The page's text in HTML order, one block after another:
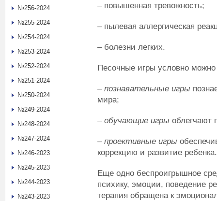
– повышенная тревожность;
– пылевая аллергическая
– болезни легких.
Песочные игры условно
– познавательные игры
мира;
– обучающие игры облегчают
– проективные игры
коррекцию и развитие ребенка.
Еще одно беспроигрышное
психику, эмоции, поведение
терапия обращена к
№256-2024
№255-2024
№254-2024
№253-2024
№252-2024
№251-2024
№250-2024
№249-2024
№248-2024
№247-2024
№246-2023
№245-2023
№244-2023
№243-2023